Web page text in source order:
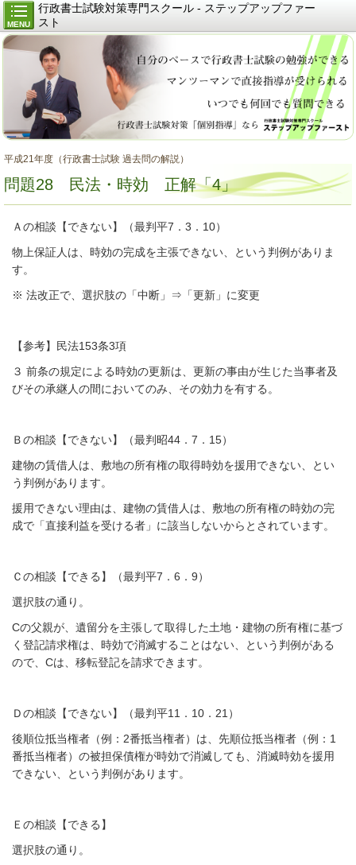
MENU
行政書士試験対策専門スクール - ステップアップファー
スト
平成21年度（行政書士試験 過去問の解説）
問題28 民法・時効 正解「4」
Ａの相談【できない】（最判平7．3．10）
物上保証人は、時効の完成を主張できない、という判例がありま
す。
※ 法改正で、選択肢の「中断」⇒「更新」に変更
【参考】民法153条3項
３ 前条の規定による時効の更新は、更新の事由が生じた当事者及
びその承継人の間においてのみ、その効力を有する。
Ｂの相談【できない】（最判昭44．7．15）
建物の賃借人は、敷地の所有権の取得時効を援用できない、とい
う判例があります。
援用できない理由は、建物の賃借人は、敷地の所有権の時効の完
成で「直接利益を受ける者」に該当しないからとされています。
Ｃの相談【できる】
（最判平7．6．9）
選択肢の通り。
Cの父親が、遺留分を主張して取得した土地・建物の所有権に基づ
く登記請求権は、時効で消滅することはない、という判例がある
ので、Cは、移転登記を請求できます。
Ｄの相談【できない】（最判平11．10．21）
後順位抵当権者（例： 2番抵当権者）は、先順位抵当権者（例： 1
番抵当権者）の被担保債権が時効で消滅しても、消滅時効を援用
できない、という判例があります。
Ｅの相談【できる】
選択肢の通り。